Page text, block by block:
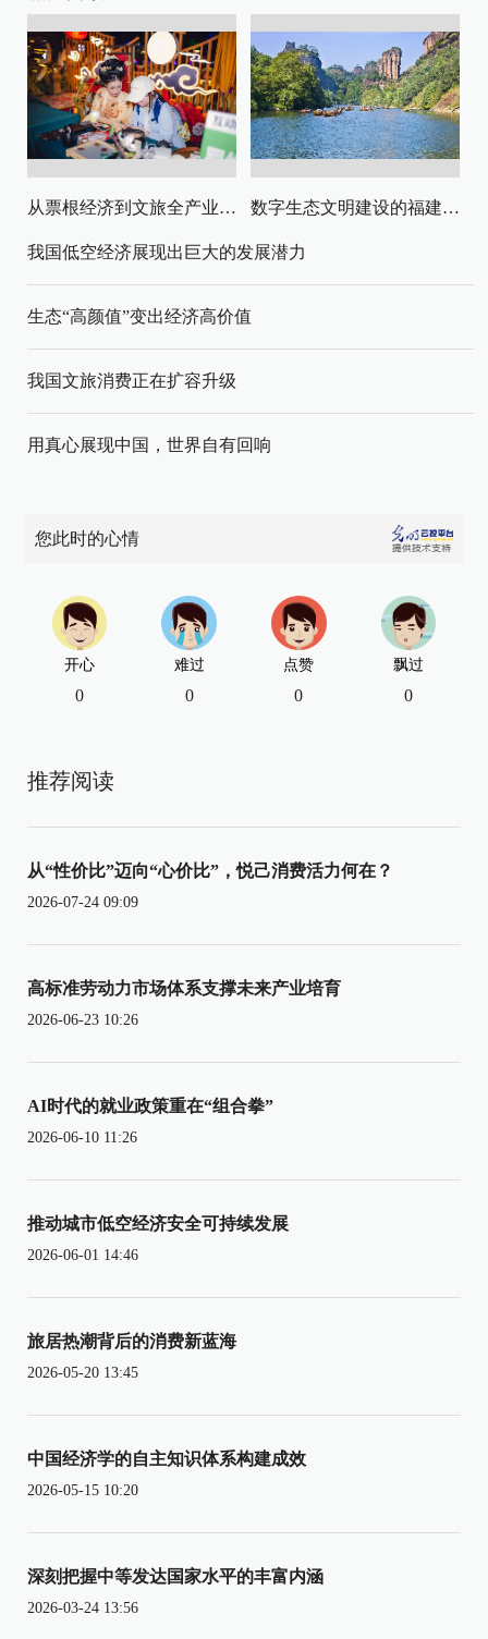
从票根经济到文旅全产业链升级 数字生态文明建设的福建路径与启示
我国低空经济展现出巨大的发展潜力
生态“高颜值”变出经济高价值
我国文旅消费正在扩容升级
用真心展现中国，世界自有回响
您此时的心情
开心
0
难过
0
点赞
0
飘过
0
推荐阅读
从“性价比”迈向“心价比”，悦己消费活力何在？
2026-07-24 09:09
高标准劳动力市场体系支撑未来产业培育
2026-06-23 10:26
AI时代的就业政策重在“组合拳”
2026-06-10 11:26
推动城市低空经济安全可持续发展
2026-06-01 14:46
旅居热潮背后的消费新蓝海
2026-05-20 13:45
中国经济学的自主知识体系构建成效
2026-05-15 10:20
深刻把握中等发达国家水平的丰富内涵
2026-03-24 13:56